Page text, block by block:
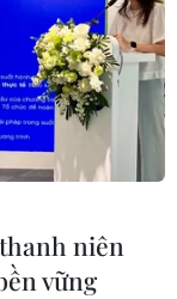
niên
vững